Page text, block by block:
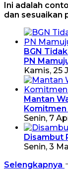
Ini adalah
dan sesuaikan
BGN
PN
Kamis, 25
Mantan
Senin, 7
Disambut
Senin, 3
Selengkapnya